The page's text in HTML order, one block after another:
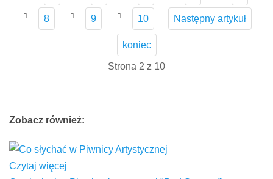
8 9 10 Następny artykuł
koniec
Strona 2 z 10
Zobacz również:
Czytaj więcej